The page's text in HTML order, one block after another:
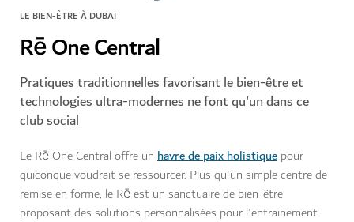
LE BIEN-ÊTRE À DUBAI
Rē One Central
Pratiques traditionnelles favorisant le bien-être et
technologies ultra-modernes ne font qu'un dans ce
club social
Le Rē One Central offre un havre de paix holistique pour
quiconque voudrait se ressourcer. Plus qu'un simple centre de
remise en forme, le Rē est un sanctuaire de bien-être
proposant des solutions personnalisées pour l'entrainement